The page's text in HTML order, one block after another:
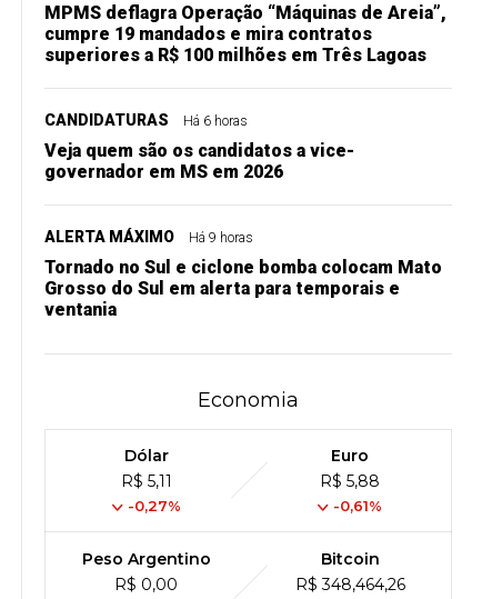
MPMS deflagra Operação “Máquinas de Areia”,
cumpre 19 mandados e mira contratos
superiores a R$ 100 milhões em Três Lagoas
CANDIDATURAS Há 6 horas
Veja quem são os candidatos a vice-
governador em MS em 2026
ALERTA MÁXIMO Há 9 horas
Tornado no Sul e ciclone bomba colocam Mato
Grosso do Sul em alerta para temporais e
ventania
Economia
Dólar
R$ 5,11
-0,27%
Euro
R$ 5,88
-0,61%
Peso Argentino
R$ 0,00
Bitcoin
R$ 348,464,26